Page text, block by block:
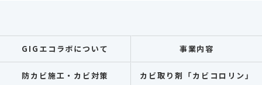
GIGエコラボについて 事業内容
防カビ施工・カビ対策 カビ取り剤「カビコロリン」